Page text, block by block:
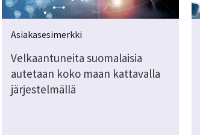
Asiakasesimerkki
Velkaantuneita suomalaisia
autetaan koko maan kattavalla
järjestelmällä